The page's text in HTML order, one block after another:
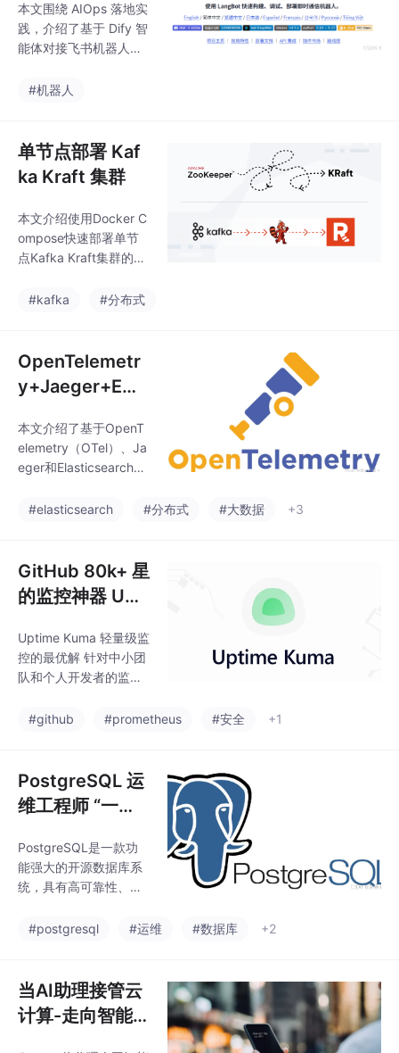
体对话机器人
本文围绕 AIOps 落地实
践，介绍了基于 Dify 智
能体对接飞书机器人的
ker 环境部署 LangBot
人的权限、事件回调配
置及发布，创建机器人
并测试对话功能。文中
研发进展与开源计划，
同时给出问题排查方
法，为 AIOps 智能对话
指引。
#机器人
单节点部署 Kaf
ka Kraft 集群
本文介绍使用Docker C
ompose快速部署单节
点Kafka Kraft集群的方
2.8+版本推出的去ZooK
#kafka #分布式
OpenTelemetr
y+Jaeger+E
追踪实战部署
本文介绍了基于OpenT
elemetry（OTel）、Ja
eger和Elasticsearch构
的完整方案。详细阐述
问机制。通过Docker C
ompose编排部署，提
供从环境准备到服务验
#elasticsearch #分布式 #大数据 +3
GitHub 80k+ 星
的监控神器 Upti
Uptime Kuma 轻量级监
控的最优解 针对中小团
队和个人开发者的监控
供了比Zabbix和Prome
#github #prometheus #安全 +1
PostgreSQL 运
维工程师 “一本
置、备份与监控
PostgreSQL是一款功
能强大的开源数据库系
统，具有高可靠性、稳
支持。它支持事务安全
供完善的扩展机制。相
比MySQL，PostgreSQ
L在SQL能力、数据类型
#postgresql #运维 #数据库 +2
当AI助理接管云
计算-走向智能